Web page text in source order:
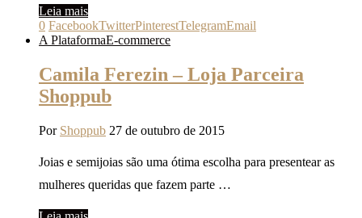
Leia mais
0 FacebookTwitterPinterestTelegramEmail
A PlataformaE-commerce
Camila Ferezin – Loja Parceira
Shoppub
Por Shoppub 27 de outubro de 2015
Joias e semijoias são uma ótima escolha para presentear as
mulheres queridas que fazem parte …